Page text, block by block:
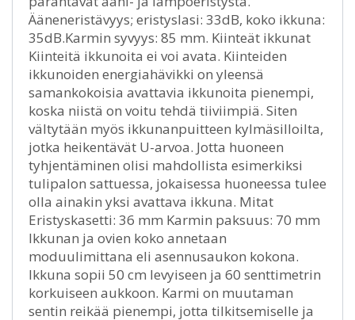
Ääneneristävyys; eristyslasi: 33dB, koko ikkuna:
35dB.Karmin syvyys: 85 mm. Kiinteät ikkunat
Kiinteitä ikkunoita ei voi avata. Kiinteiden
ikkunoiden energiahävikki on yleensä
samankokoisia avattavia ikkunoita pienempi,
koska niistä on voitu tehdä tiiviimpiä. Siten
vältytään myös ikkunanpuitteen kylmäsilloilta,
jotka heikentävät U-arvoa. Jotta huoneen
tyhjentäminen olisi mahdollista esimerkiksi
tulipalon sattuessa, jokaisessa huoneessa tulee
olla ainakin yksi avattava ikkuna. Mitat
Eristyskasetti: 36 mm Karmin paksuus: 70 mm
Ikkunan ja ovien koko annetaan
moduulimittana eli asennusaukon kokona.
Ikkuna sopii 50 cm levyiseen ja 60 senttimetrin
korkuiseen aukkoon. Karmi on muutaman
sentin reikää pienempi, jotta tilkitsemiselle ja